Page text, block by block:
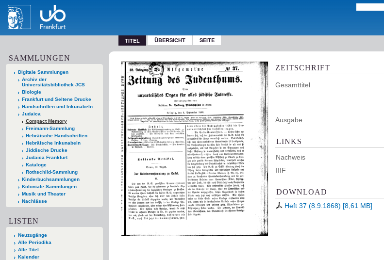
TITEL ÜBERSICHT SEITE
SAMMLUNGEN
Digitale Sammlungen
Archiv der
Universitätsbibliothek JCS
Biologie
Frankfurt und Seltene Drucke
Handschriften und Inkunabeln
Judaica
Compact Memory
Freimann-Sammlung
Hebräische Handschriften
Hebräische Inkunabeln
Jiddische Drucke
Judaica Frankfurt
Kataloge
Rothschild-Sammlung
Kinderbuchsammlungen
Koloniale Sammlungen
Musik und Theater
Nachlässe
LISTEN
Neuzugänge
Alle Periodika
Alle Titel
Kalender
ZEITSCHRIFT
Gesamttitel
Ausgabe
LINKS
Nachweis
IIIF
DOWNLOAD
Heft 37 (8.9.1868) [8,61 MB]